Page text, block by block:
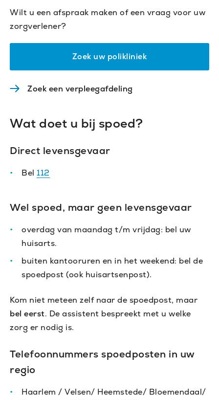
Wilt u een afspraak maken of een vraag voor uw
zorgverlener?
Zoek uw polikliniek
Zoek een verpleegafdeling
venster)
Wat doet u bij spoed?
Direct levensgevaar
Bel 112
Wel spoed, maar geen levensgevaar
overdag van maandag t/m vrijdag: bel uw
huisarts.
buiten kantooruren en in het weekend: bel de
spoedpost (ook huisartsenpost).
Kom niet meteen zelf naar de spoedpost, maar
bel eerst. De assistent bespreekt met u welke
zorg er nodig is.
Telefoonnummers spoedposten in uw
regio
Haarlem / Velsen/ Heemstede/ Bloemendaal/